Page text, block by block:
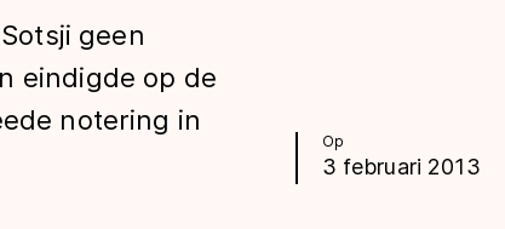
Op
3 februari 2013
geen
eindigde op de
notering in